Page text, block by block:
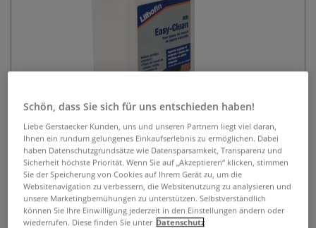
LITHOFIN® MN Easy-Clean
Specksteinreiniger
Schön, dass Sie sich für uns entschieden haben!
Liebe Gerstaecker Kunden, uns und unseren Partnern liegt viel daran,
Ihnen ein rundum gelungenes Einkaufserlebnis zu ermöglichen. Dabei
haben Datenschutzgrundsätze wie Datensparsamkeit, Transparenz und
Sicherheit höchste Priorität. Wenn Sie auf „Akzeptieren“ klicken, stimmen
Sie der Speicherung von Cookies auf Ihrem Gerät zu, um die
Websitenavigation zu verbessern, die Websitenutzung zu analysieren und
unsere Marketingbemühungen zu unterstützen. Selbstverständlich
können Sie Ihre Einwilligung jederzeit in den Einstellungen ändern oder
wiederrufen. Diese finden Sie unter Datenschutz